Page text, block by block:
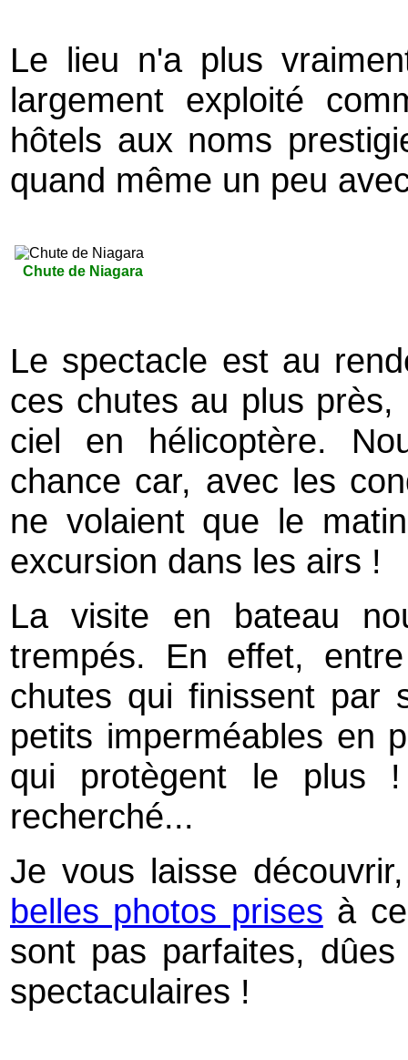
Le lieu n'a plus
largement exploité
hôtels aux noms
quand même un peu
Chute de Niagara
Le spectacle est au
ces chutes au plus
ciel en hélicoptère.
chance car, avec les
ne volaient que le
excursion dans les airs !
La visite en bateau
trempés. En effet,
chutes qui finissent par
petits imperméables en
qui protègent le plus
recherché...
Je vous laisse
belles photos prises à
sont pas parfaites,
spectaculaires !